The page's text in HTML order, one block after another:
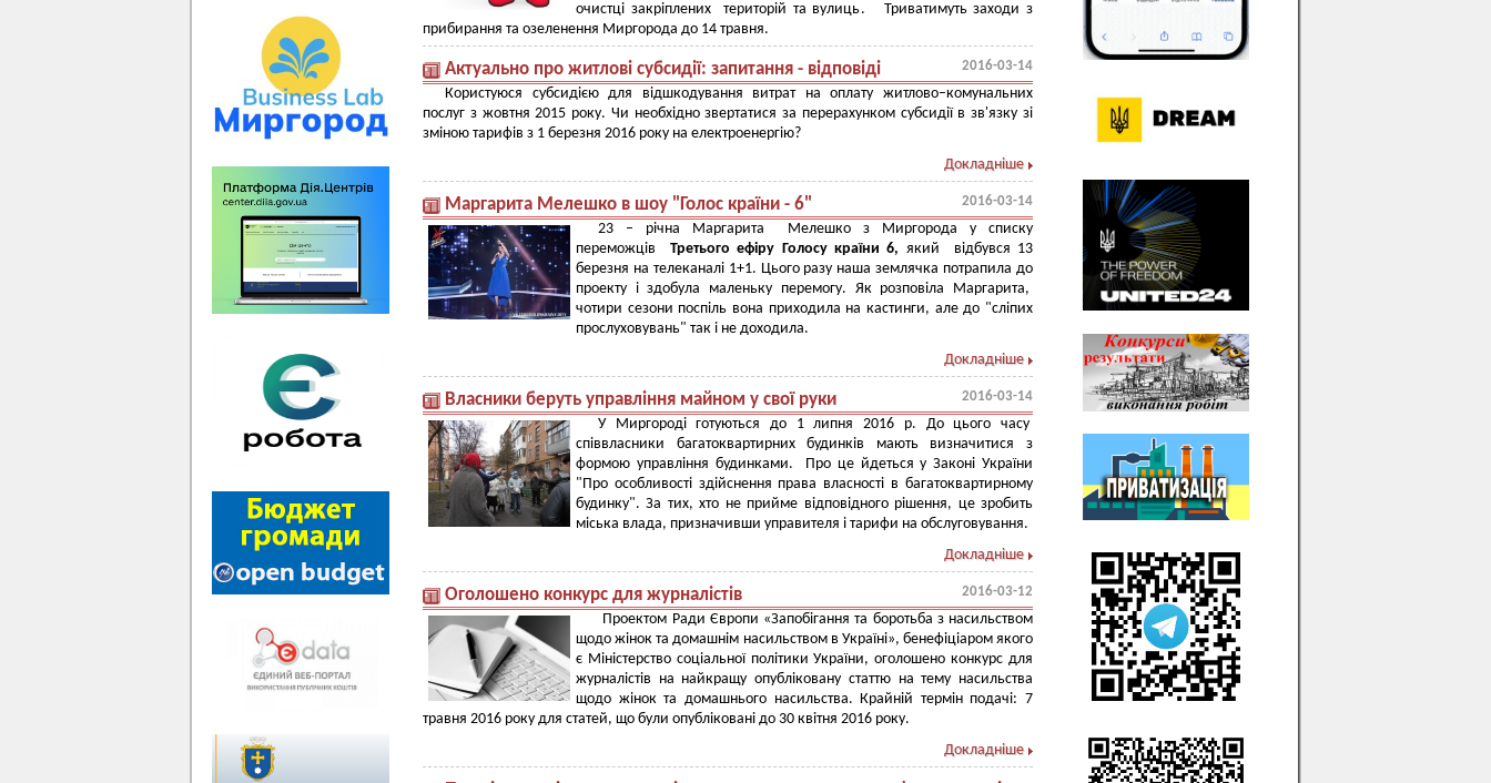
очистці закріплених територій та вулиць. Триватимуть заходи з
прибирання та озеленення Миргорода до 14 травня.
Актуально про житлові субсидії: запитання - відповіді 2016-03-14
Користуюся субсидією для відшкодування витрат на оплату житлово–комунальних
послуг з жовтня 2015 року. Чи необхідно звертатися за перерахунком субсидії в зв'язку зі
зміною тарифів з 1 березня 2016 року на електроенергію?
Докладніше
Маргарита Мелешко в шоу "Голос країни - 6" 2016-03-14
23 – річна Маргарита Мелешко з Миргорода у списку
переможців
Третього ефіру Голосу країни 6, який відбувся 13
березня на телеканалі 1+1. Цього разу наша землячка потрапила до
проекту і здобула маленьку перемогу. Як розповіла Маргарита,
чотири сезони поспіль вона приходила на кастинги, але до "сліпих
прослуховувань" так і не доходила.
Докладніше
Власники беруть управління майном у свої руки 2016-03-14
У Миргороді готуються до 1 липня 2016 р. До цього часу
співвласники багатоквартирних будинків мають визначитися з
формою управління будинками. Про це йдеться у Законі України
"Про особливості здійснення права власності в багатоквартирному
будинку". За тих, хто не прийме відповідного рішення, це зробить
міська влада, призначивши управителя і тарифи на обслуговування.
Докладніше
Оголошено конкурс для журналістів 2016-03-12
Проектом Ради Європи «Запобігання та боротьба з насильством
щодо жінок та домашнім насильством в Україні», бенефіціаром якого
є Міністерство соціальної політики України, оголошено конкурс для
журналістів на найкращу опубліковану статтю на тему насильства
щодо жінок та домашнього насильства. Крайній термін подачі: 7
травня 2016 року для статей, що були опубліковані до 30 квітня 2016 року.
Докладніше